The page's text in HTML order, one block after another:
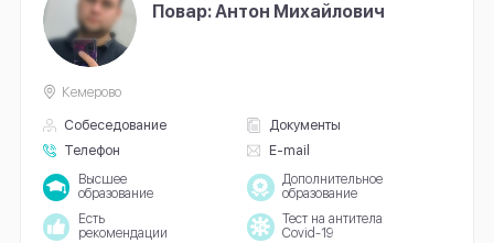
Повар: Антон Михайлович
Собеседование
Документы
Телефон
E-mail
Кемерово
Высшее
образование
Дополнительное
образование
Есть
рекомендации
Тест на антитела
Covid-19